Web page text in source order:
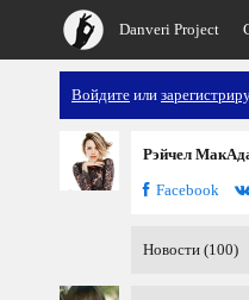
Danveri Project
Войдите или
Рэйчел
Facebook
Новости (100)